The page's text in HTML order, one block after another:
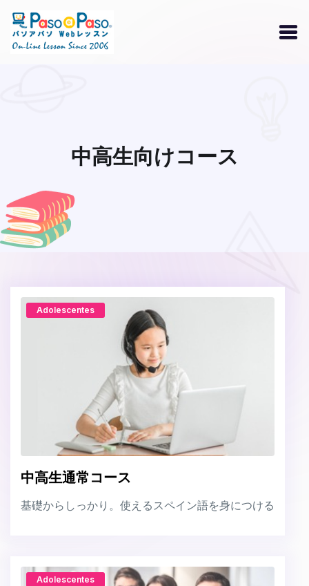
中高生向けコース
Adolescentes
中高生通常コース
基礎からしっかり。使えるスペイン語を身につける
Adolescentes